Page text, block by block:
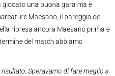
giocato una buona gara ma è
Maesano, il pareggio dei
ripresa ancora Maesano prima e
del match abbiamo
risultato. Speravamo di fare meglio a